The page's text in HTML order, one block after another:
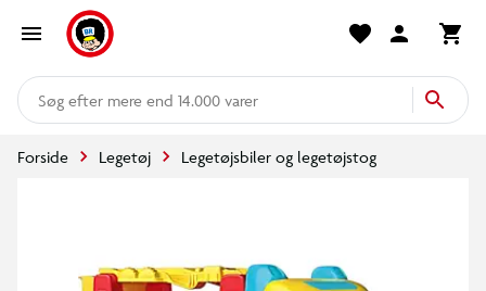
mere end 14.000 varer
Forside Legetøj Legetøjsbiler og legetøjstog